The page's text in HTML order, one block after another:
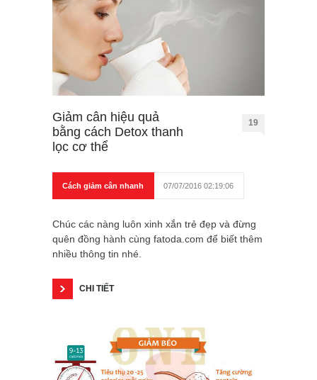
Giảm cân hiệu quả
bằng cách Detox thanh
lọc cơ thể
19
Cách giảm cân nhanh 07/07/2016 02:19:06
Chúc các nàng luôn xinh xắn trẻ đẹp và đừng
quên đồng hành cùng fatoda.com để biết thêm
nhiều thông tin nhé.
CHI TIẾT